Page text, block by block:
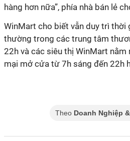
hàng hơn nữa”, phía nhà bán lẻ
WinMart cho biết vẫn duy trì thời
thường trong các trung tâm
22h và các siêu thị WinMart
mại mở cửa từ 7h sáng đến 22h
Theo Doanh Nghiệp